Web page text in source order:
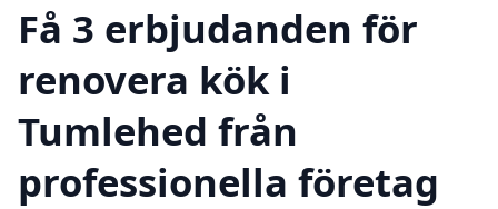
Få 3 erbjudanden för
renovera kök i
Tumlehed från
professionella företag